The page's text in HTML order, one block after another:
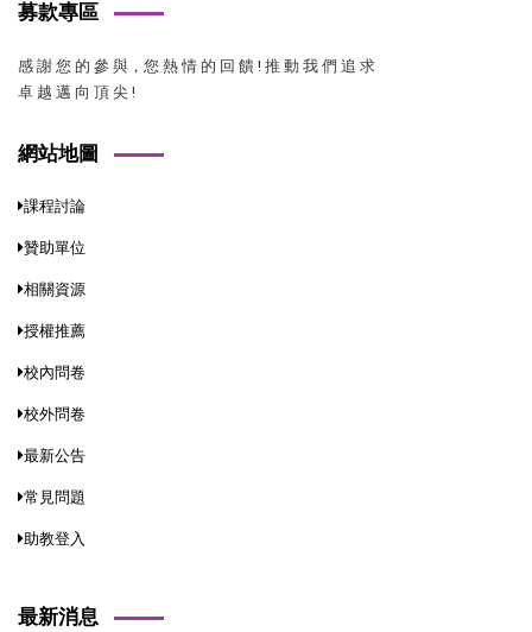
募款專區
感 謝 您 的 參 與，您 熱 情 的 回 饋 ! 推 動 我 們 追 求
卓 越 邁 向 頂 尖 !
網站地圖
課程討論
贊助單位
相關資源
授權推薦
校內問卷
校外問卷
最新公告
常見問題
助教登入
最新消息